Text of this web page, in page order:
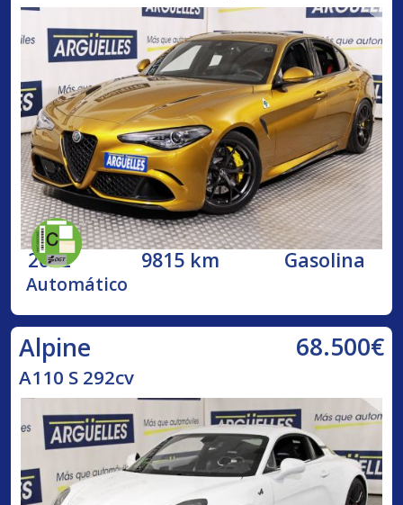
2022 9815 km Gasolina
Automático
Alpine 68.500€
A110 S 292cv